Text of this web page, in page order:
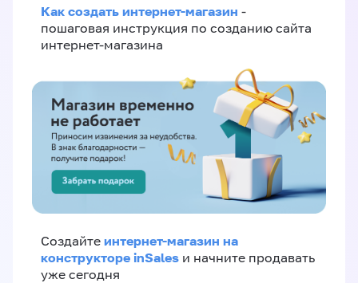
Как создать интернет-магазин -
пошаговая инструкция по созданию сайта
интернет-магазина
Создайте интернет-магазин на
конструкторе inSales и начните продавать
уже сегодня